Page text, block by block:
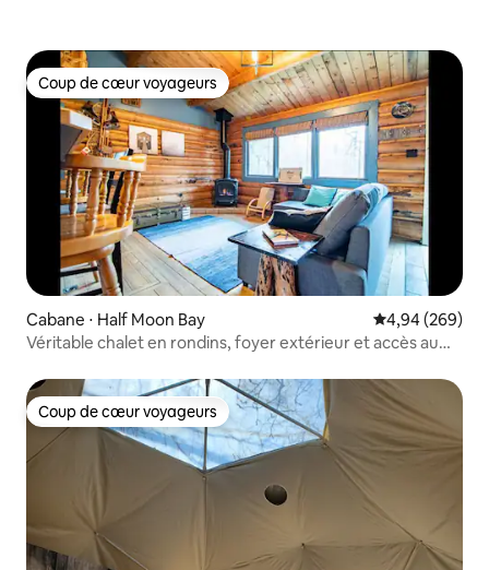
Coup de cœur voyageurs
Coup de cœur voyageurs
Cabane ⋅ Half Moon Bay Évaluation
4,94 (269)
Véritable chalet en rondins, foyer extérieur et accès au
Coup de cœur voyageurs
Coup de cœur voyageurs